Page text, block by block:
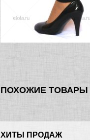
ПОХОЖИЕ ТОВАРЫ
ХИТЫ ПРОДАЖ